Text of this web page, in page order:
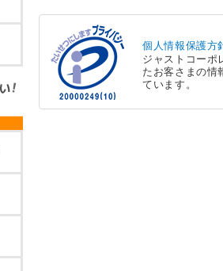
個人情報保護方
ジャストコーポ
たお客さまの情
ています。